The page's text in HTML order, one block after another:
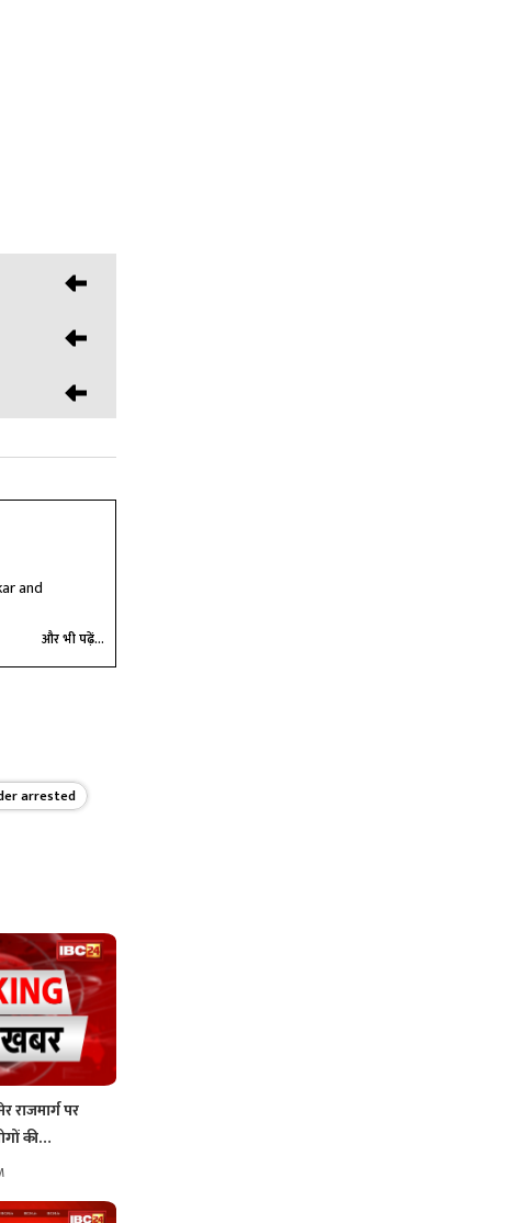
and
और भी पढ़ें...
arrested
पर
की…